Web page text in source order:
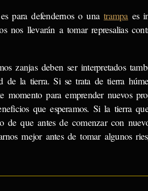
para defendernos o unatrampaes
nos llevarán a tomar represalias
zanjas deben ser interpretados
de la tierra. Si se trata de tierra
momento para emprender nuevos
que esperamos. Si la tierra
de que antes de comenzar con
mejor antes de tomar algunos